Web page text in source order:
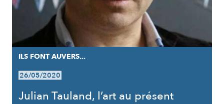
ILS FONT AUVERS...
26/05/2020
Julian Tauland, l’art au présent